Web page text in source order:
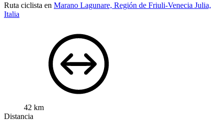
Ruta ciclista en Marano Lagunare, Región de Friuli-Venecia Julia,
Italia
42 km
Distancia